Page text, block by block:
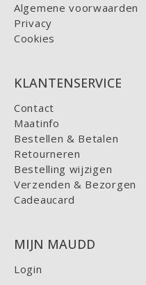
Algemene voorwaarden
Privacy
Cookies
KLANTENSERVICE
Contact
Maatinfo
Bestellen & Betalen
Retourneren
Bestelling wijzigen
Verzenden & Bezorgen
Cadeaucard
MIJN MAUDD
Login